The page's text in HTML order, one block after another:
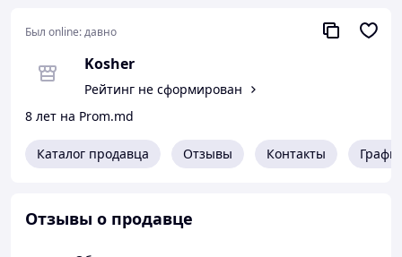
ПОДБИРАЙТЕ СВОЙ РАЗМЕР ПРАВИЛЬНО :
S 42-44 ОГ(80-90) ОБ(80-90) ОТ(65)
M 44-46 ОГ(90-95) ОБ(90-95) ОТ(70)
Условия покупки и доставки
Доставка Новой почтой (за доставку платите при получении)
Был online:давно
Kosher
Рейтинг не сформирован
8 лет на Prom.md
Каталог продавца Отзывы Контакты
Отзывы о продавце